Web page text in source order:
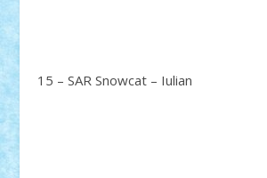
15 – SAR Snowcat – Iulian